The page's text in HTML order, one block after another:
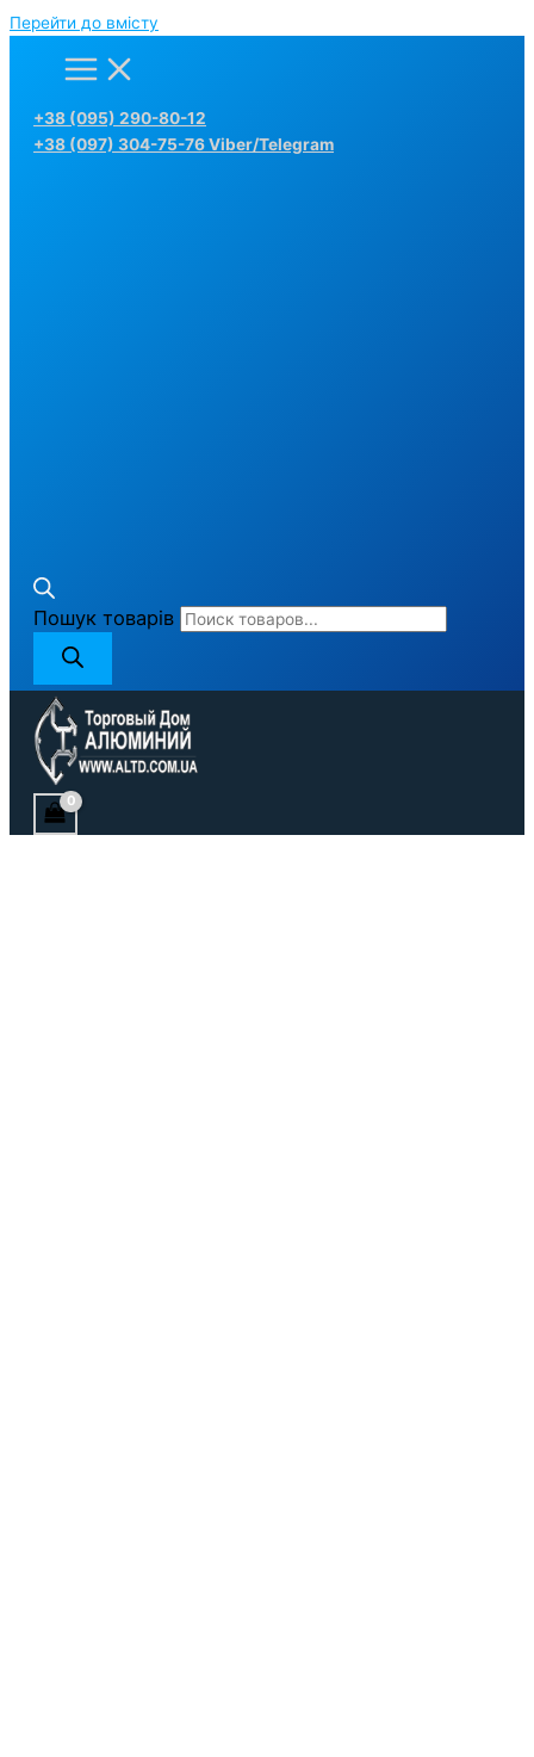
Перейти до вмісту
+38 (095) 290-80-12
+38 (097) 304-75-76 Viber/Telegram
Пошук товарів